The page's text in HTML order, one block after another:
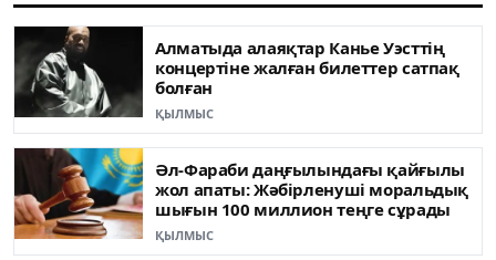
Алматыда алаяқтар Канье Уэсттің
концертіне жалған билеттер сатпақ
болған
ҚЫЛМЫС
Әл-Фараби даңғылындағы қайғылы
жол апаты: Жәбірленуші моральдық
шығын 100 миллион теңге сұрады
ҚЫЛМЫС